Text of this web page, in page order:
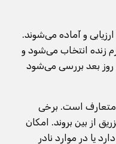
و آماده می‌شوند.
زنده انتخاب می‌شود و
روز بعد بررسی می‌شود
این مرحله تفاوت اصلی ICSI با IVF متعارف است. برخی
از بین بروند. امکان
یا در موارد نادر